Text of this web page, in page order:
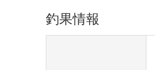
釣果情報